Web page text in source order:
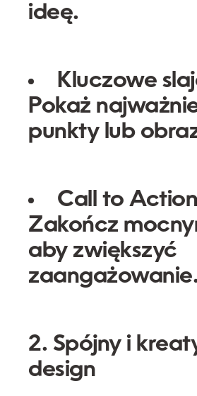
ideę.
Kluczowe
Pokaż
punkty lub
Call to
Zakończ
aby zwiększyć
2. Spójny i
design